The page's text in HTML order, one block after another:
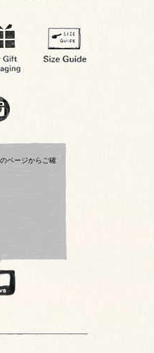
のページからご確